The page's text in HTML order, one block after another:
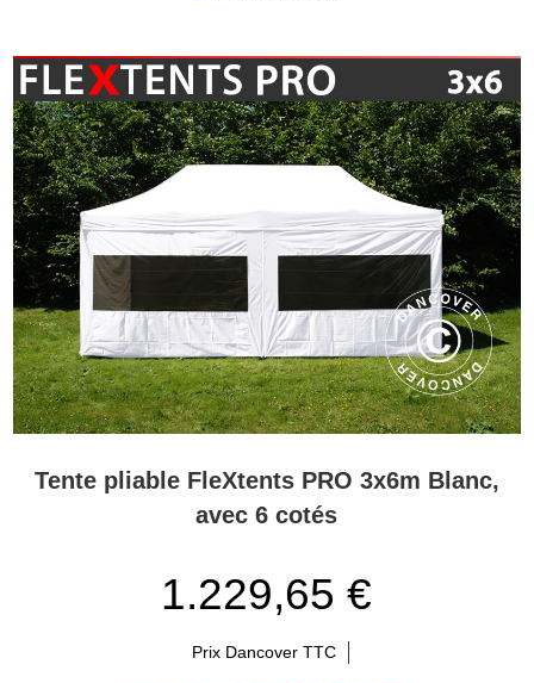
Tente pliable FleXtents PRO 3x6m Blanc,
avec 6 cotés
1.229,65 €
Prix Dancover TTC